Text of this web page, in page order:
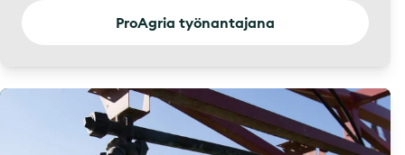
ProAgria työnantajana